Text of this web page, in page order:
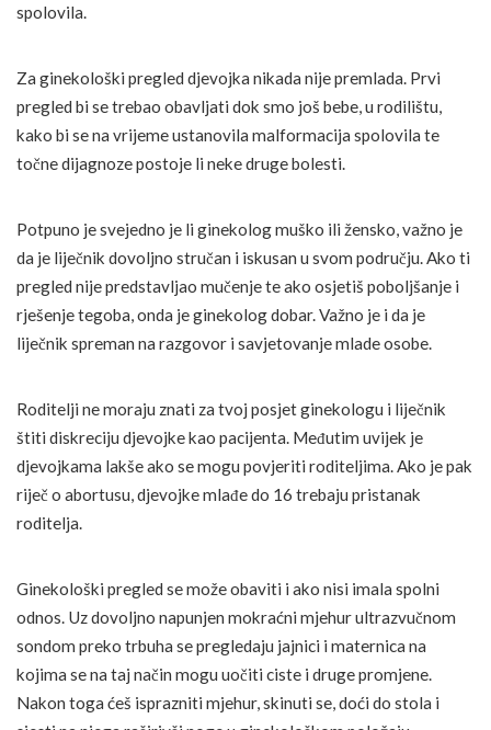
spolovila.
Za ginekološki pregled djevojka nikada nije premlada. Prvi
pregled bi se trebao obavljati dok smo još bebe, u rodilištu,
kako bi se na vrijeme ustanovila malformacija spolovila te
točne dijagnoze postoje li neke druge bolesti.
Potpuno je svejedno je li ginekolog muško ili žensko, važno je
da je liječnik dovoljno stručan i iskusan u svom području. Ako ti
pregled nije predstavljao mučenje te ako osjetiš poboljšanje i
rješenje tegoba, onda je ginekolog dobar. Važno je i da je
liječnik spreman na razgovor i savjetovanje mlade osobe.
Roditelji ne moraju znati za tvoj posjet ginekologu i liječnik
štiti diskreciju djevojke kao pacijenta. Međutim uvijek je
djevojkama lakše ako se mogu povjeriti roditeljima. Ako je pak
riječ o abortusu, djevojke mlađe do 16 trebaju pristanak
roditelja.
Ginekološki pregled se može obaviti i ako nisi imala spolni
odnos. Uz dovoljno napunjen mokraćni mjehur ultrazvučnom
sondom preko trbuha se pregledaju jajnici i maternica na
kojima se na taj način mogu uočiti ciste i druge promjene.
Nakon toga ćeš isprazniti mjehur, skinuti se, doći do stola i